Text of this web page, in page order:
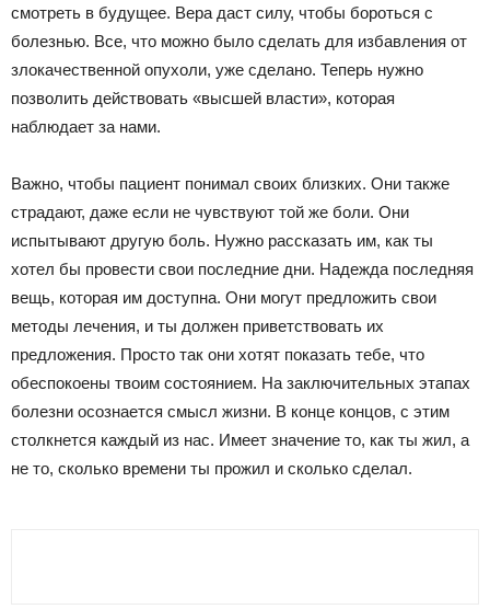
смотреть в будущее. Вера даст силу, чтобы бороться с
болезнью. Все, что можно было сделать для избавления от
злокачественной опухоли, уже сделано. Теперь нужно
позволить действовать «высшей власти», которая
наблюдает за нами.
Важно, чтобы пациент понимал своих близких. Они также
страдают, даже если не чувствуют той же боли. Они
испытывают другую боль. Нужно рассказать им, как ты
хотел бы провести свои последние дни. Надежда последняя
вещь, которая им доступна. Они могут предложить свои
методы лечения, и ты должен приветствовать их
предложения. Просто так они хотят показать тебе, что
обеспокоены твоим состоянием. На заключительных этапах
болезни осознается смысл жизни. В конце концов, с этим
столкнется каждый из нас. Имеет значение то, как ты жил, а
не то, сколько времени ты прожил и сколько сделал.